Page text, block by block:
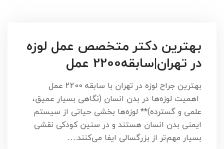
بهترین دکتر متخصص عمل لوزه
در تهران|سابقه2200 عمل
بهترین جراح لوزه در تهران با سابقه 2200 عمل
اهمیت لوزه‌ها در بدن انسان (نگاهی بسیار عمیق،
علمی و گسترده)** لوزه‌ها بخشی حیاتی از سیستم
ایمنی بدن انسان هستند و در سنین کودکی نقشی
بسیار مهم‌تر از بزرگسالی ایفا می‌کنند.…